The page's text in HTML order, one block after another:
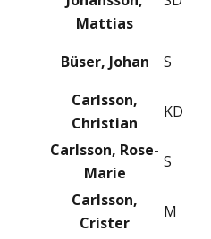
Mattias
Büser, Johan S
Carlsson,
Christian
KD
Carlsson, Rose-
Marie
S
Carlsson,
Crister
M